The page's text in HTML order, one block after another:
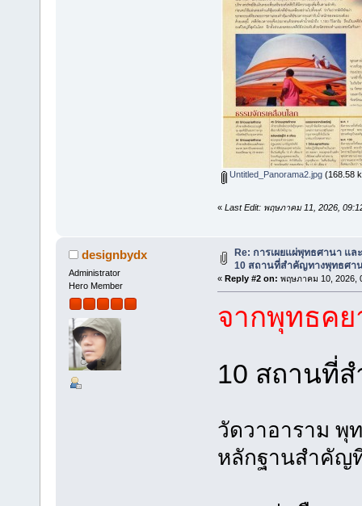
Untitled_Panorama2.jpg(168.58
« Last Edit: พฤษภาคม 11, 2026,
designbydx
Administrator
Hero Member
Re: การเผยแผ่พุทธศานา แ
10 สถานที่สำคัญทางพุทธศาน
« Reply #2 on: พฤษภาคม 10, 2026,
จากพุทธคย
10 สถานที่
วัดวาอาราม พุ
หลักฐานสำคัญ